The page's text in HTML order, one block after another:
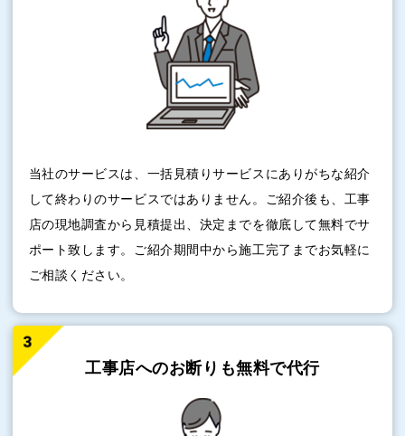
当社のサービスは、一括見積りサービスにありがちな紹介
して終わりのサービスではありません。ご紹介後も、工事
店の現地調査から見積提出、決定までを徹底して無料でサ
ポート致します。ご紹介期間中から施工完了までお気軽に
ご相談ください。
工事店へのお断りも無料で代行